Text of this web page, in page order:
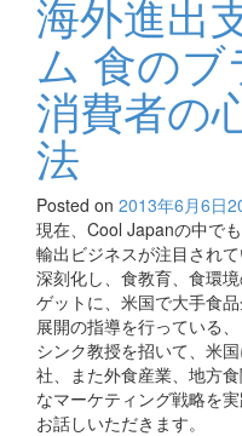
海外進出
ム 食の
消費者の
法
Posted on 2013年6月6日
現在、Cool Japanの中で
輸出ビジネスが注目され
深刻化し、食教育、食環
ゲットに、米国で大手食
展開の指導を行っている
シンク教授を招いて、米
社、また外食産業、地方
なマーケティング戦略を
お話しいただきます。